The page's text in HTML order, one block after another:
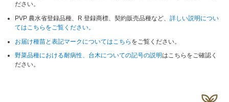
ださい。
PVP 農水省登録品種、R 登録商標、契約販売品種など、詳しい説明につい
てはこちらをご覧ください。
お届け種苗と表記マークについてはこちら をご覧ください。
野菜品種における耐病性、台木についての記号の説明はこちらをご確認く
ださい。